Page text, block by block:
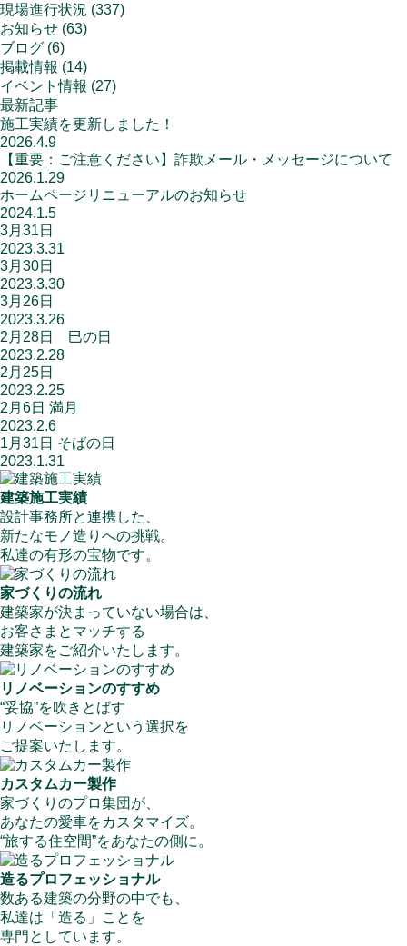
現場進行状況 (337)
お知らせ (63)
ブログ (6)
掲載情報 (14)
イベント情報 (27)
最新記事
施工実績を更新しました！
2026.4.9
【重要：ご注意ください】詐欺メール・メッセージについて
2026.1.29
ホームページリニューアルのお知らせ
2024.1.5
3月31日
2023.3.31
3月30日
2023.3.30
3月26日
2023.3.26
2月28日 巳の日
2023.2.28
2月25日
2023.2.25
2月6日 満月
2023.2.6
1月31日 そばの日
2023.1.31
建築施工実績
設計事務所と連携した、
新たなモノ造りへの挑戦。
私達の有形の宝物です。
家づくりの流れ
建築家が決まっていない場合は、
お客さまとマッチする
建築家をご紹介いたします。
リノベーションのすすめ
“妥協”を吹きとばす
リノベーションという選択を
ご提案いたします。
カスタムカー製作
家づくりのプロ集団が、
あなたの愛車をカスタマイズ。
“旅する住空間”をあなたの側に。
造るプロフェッショナル
数ある建築の分野の中でも、
私達は「造る」ことを
専門としています。